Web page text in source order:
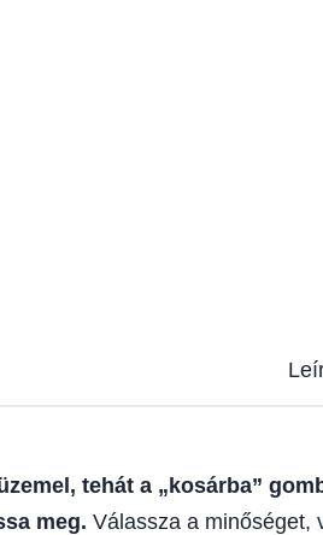
tehát a „kosárba”
meg. Válassza a minőséget,